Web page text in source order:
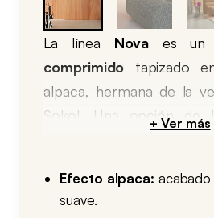
La línea Nova es
comprimido tapizado
alpaca, hermana de la
Sokol. Una opción de
la comodidad de unsofá
Efecto alpaca:
suave.